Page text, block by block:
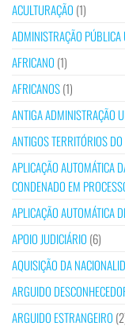
ACULTURAÇÃO (1)
ADMINISTRAÇÃO
AFRICANO (1)
AFRICANOS(1)
ANTIGA ADMINISTRAÇÃO
ANTIGOS TERRITÓRIOS
APLICAÇÃO AUTOMÁTICA
CONDENADO EM
APLICAÇÃO AUTOMÁTICA
APOIO JUDICIÁRIO (6)
AQUISIÇÃO DA
ARGUIDO
ARGUIDO ESTRANGEIRO